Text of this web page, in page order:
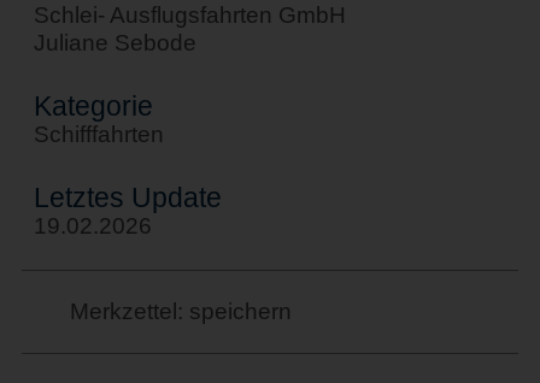
Schlei- Ausflugsfahrten GmbH
Juliane Sebode
Kategorie
Schifffahrten
Letztes Update
19.02.2026
Merkzettel: speichern